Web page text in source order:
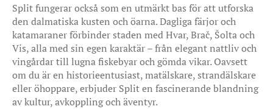
Split fungerar också som en utmärkt bas för att utforska
den dalmatiska kusten och öarna. Dagliga färjor och
katamaraner förbinder staden med Hvar, Brač, Šolta och
Vis, alla med sin egen karaktär – från elegant nattliv och
vingårdar till lugna fiskebyar och gömda vikar. Oavsett
om du är en historieentusiast, matälskare, strandälskare
eller öhoppare, erbjuder Split en fascinerande blandning
av kultur, avkoppling och äventyr.